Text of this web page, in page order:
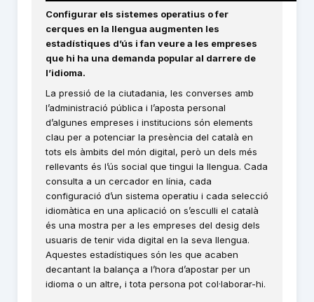
Configurar els sistemes operatius o fer
cerques en la llengua augmenten les
estadístiques d’ús i fan veure a les empreses
que hi ha una demanda popular al darrere de
l’idioma.
La pressió de la ciutadania, les converses amb
l’administració pública i l’aposta personal
d’algunes empreses i institucions són elements
clau per a potenciar la presència del català en
tots els àmbits del món digital, però un dels més
rellevants és l’ús social que tingui la llengua. Cada
consulta a un cercador en línia, cada
configuració d’un sistema operatiu i cada selecció
idiomàtica en una aplicació on s’esculli el català
és una mostra per a les empreses del desig dels
usuaris de tenir vida digital en la seva llengua.
Aquestes estadístiques són les que acaben
decantant la balança a l’hora d’apostar per un
idioma o un altre, i tota persona pot col·laborar-hi.